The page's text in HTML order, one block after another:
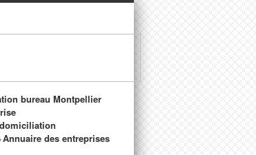
bureau Montpellier
Annuaire des entreprises